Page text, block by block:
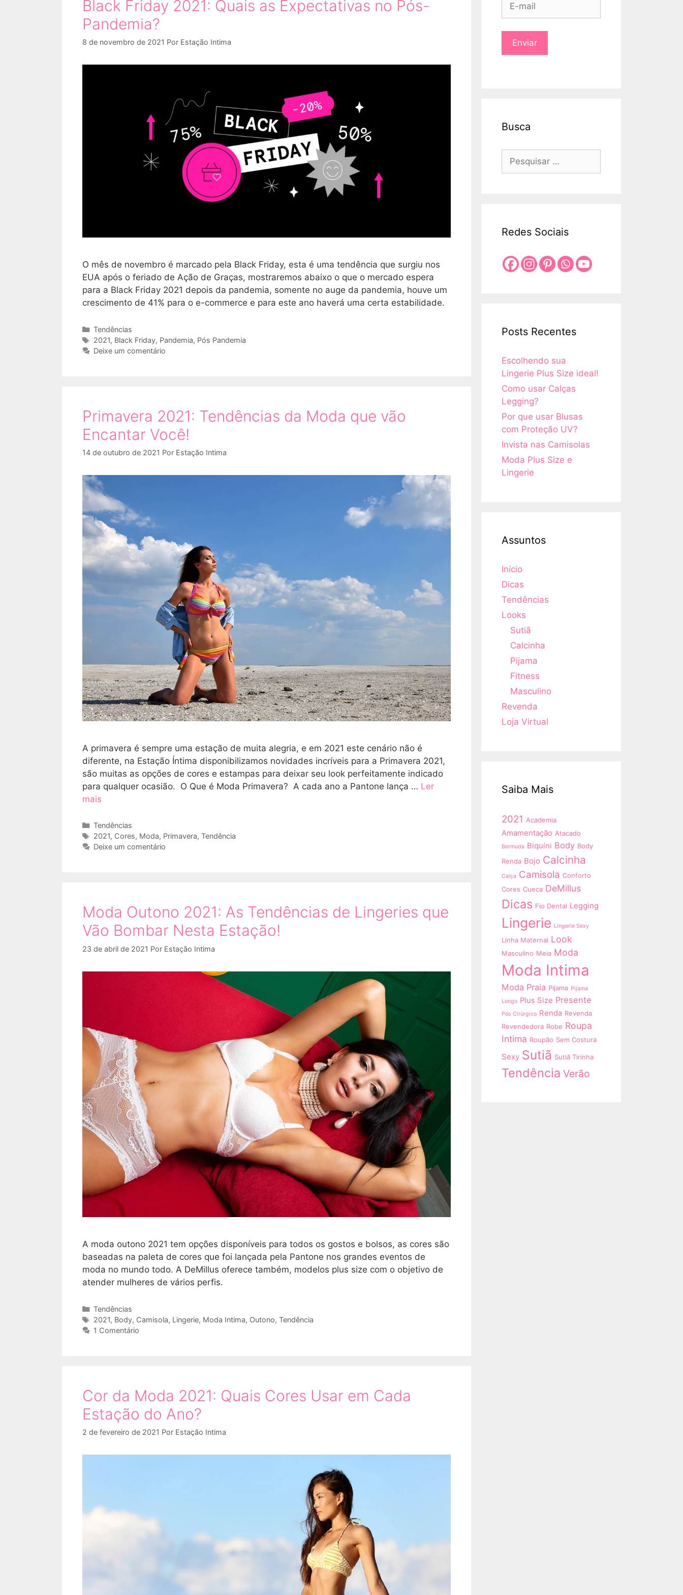
Black Friday 2021: Quais as Expectativas no Pós-
Pandemia?
8 de novembro de 2021 Por Estação Intima
O mês de novembro é marcado pela Black Friday, esta é uma tendência que surgiu nos
EUA após o feriado de Ação de Graças, mostraremos abaixo o que o mercado espera
para a Black Friday 2021 depois da pandemia, somente no auge da pandemia, houve um
crescimento de 41% para o e-commerce e para este ano haverá uma certa estabilidade.
Categorias
Tendências
Tags
2021, Black Friday, Pandemia, Pós Pandemia
Deixe um comentário
Primavera 2021: Tendências da Moda que vão
Encantar Você!
14 de outubro de 2021 Por Estação Intima
A primavera é sempre uma estação de muita alegria, e em 2021 este cenário não é
diferente, na Estação Íntima disponibilizamos novidades incríveis para a Primavera 2021,
são muitas as opções de cores e estampas para deixar seu look perfeitamente indicado
para qualquer ocasião. O Que é Moda Primavera? A cada ano a Pantone lança … Ler
mais
Categorias
Tendências
Tags
2021, Cores, Moda, Primavera, Tendência
Deixe um comentário
Moda Outono 2021: As Tendências de Lingeries que
Vão Bombar Nesta Estação!
23 de abril de 2021 Por Estação Intima
A moda outono 2021 tem opções disponíveis para todos os gostos e bolsos, as cores são
baseadas na paleta de cores que foi lançada pela Pantone nos grandes eventos de
moda no mundo todo. A DeMillus oferece também, modelos plus size com o objetivo de
atender mulheres de vários perfis.
Categorias
Tendências
Tags
2021, Body, Camisola, Lingerie, Moda Intima, Outono, Tendência
1 Comentário
Cor da Moda 2021: Quais Cores Usar em Cada
Estação do Ano?
2 de fevereiro de 2021 Por Estação Intima
Busca
por:
Redes Sociais
Posts Recentes
Escolhendo sua
Lingerie Plus Size ideal!
Como usar Calças
Legging?
Por que usar Blusas
com Proteção UV?
Invista nas Camisolas
Moda Plus Size e
Lingerie
Assuntos
Início
Dicas
Tendências
Looks
Sutiã
Calcinha
Pijama
Fitness
Masculino
Revenda
Loja Virtual
Saiba Mais
2021 Academia
Amamentação Atacado
Bermuda Biquíni Body Body
Renda Bojo Calcinha
Calça Camisola Conforto
Cores Cueca DeMillus
Dicas Fio Dental Legging
Lingerie Lingerie Sexy
Linha Maternal Look
Masculino Meia Moda
Moda Intima
Moda Praia Pijama Pijama
Longo Plus Size Presente
Pós Cirúrgico Renda Revenda
Revendedora Robe Roupa
Intima Roupão Sem Costura
Sexy Sutiã Sutiã Tirinha
Tendência Verão